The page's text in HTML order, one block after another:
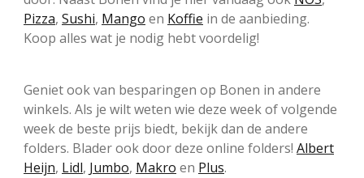
Pizza, Sushi, Mango en Koffie in de aanbieding.
Koop alles wat je nodig hebt voordelig!
Geniet ook van besparingen op Bonen in andere
winkels. Als je wilt weten wie deze week of volgende
week de beste prijs biedt, bekijk dan de andere
folders. Blader ook door deze online folders! Albert
Heijn, Lidl, Jumbo, Makro en Plus.